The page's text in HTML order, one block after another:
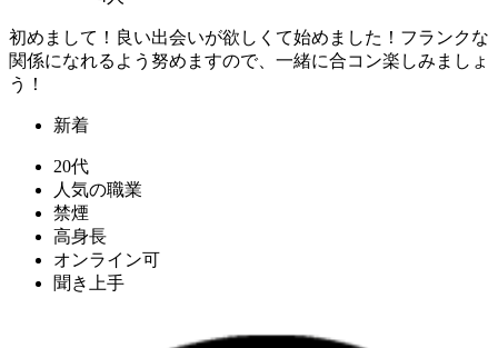
初めまして！良い出会いが欲しくて始めました！フランクな
関係になれるよう努めますので、一緒に合コン楽しみましょ
う！
新着
20代
人気の職業
禁煙
高身長
オンライン可
聞き上手